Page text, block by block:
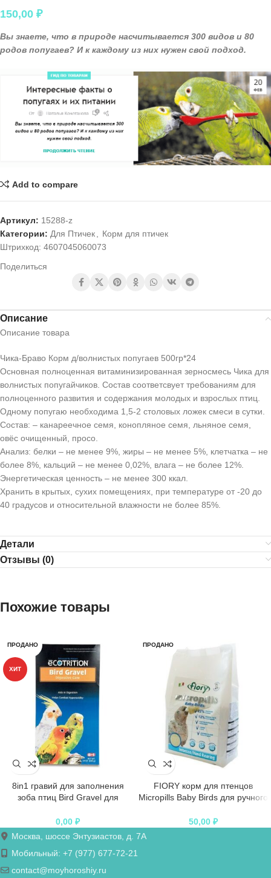
150,00 ₽
Вы знаете, что в природе насчитывается 300 видов и 80
родов попугаев? И к каждому из них нужен свой подход.
Add to compare
Артикул: 15288-z
Категории: Для Птичек, Корм для птичек
Штрихкод: 4607045060073
Поделиться
Описание
Описание товара
Чика-Браво Корм д/волнистых попугаев 500гр*24
Основная полноценная витаминизированная зерносмесь Чика для
волнистых попугайчиков. Состав соответсвует требованиям для
полноценного развития и содержания молодых и взрослых птиц.
Одному попугаю необходима 1,5-2 столовых ложек смеси в сутки.
Состав: – канареечное семя, конопляное семя, льняное семя,
овёс очищенный, просо.
Анализ: белки – не менее 9%, жиры – не менее 5%, клетчатка – не
более 8%, кальций – не менее 0,02%, влага – не более 12%.
Энергетическая ценность – не менее 300 ккал.
Хранить в крытых, сухих помещениях, при температуре от -20 до
40 градусов и относительной влажности не более 85%.
Детали
Отзывы (0)
Похожие товары
ПРОДАНО
ХИТ
8in1 гравий для заполнения
зоба птиц Bird Gravel для
попугаев 680 г
0,00 ₽
ПРОДАНО
FIORY корм для птенцов
Micropills Baby Birds для ручного
50,00 ₽
Москва, шоссе Энтузиастов, д. 7А
Мобильный: +7 (977) 677-72-21
contact@moyhoroshiy.ru